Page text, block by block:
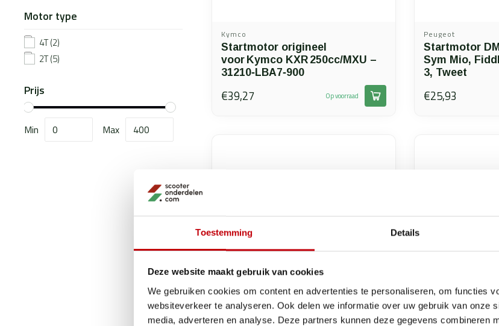
Toestemming Details
Deze website maakt gebruik van cookies
We gebruiken cookies om content en advertenties te personaliseren, om functies
websiteverkeer te analyseren. Ook delen we informatie over uw gebruik van onze
media, adverteren en analyse. Deze partners kunnen deze gegevens combineren
Motor type
4T(2)
2T(5)
Prijs
Min Max
Kymco
Startmotor origineel
voor Kymco KXR 250cc/MXU –
31210‑LBA7‑900
€39,27 Op voorraad
Peugeot
Startmotor
Sym Mio,
3, Tweet
€25,93